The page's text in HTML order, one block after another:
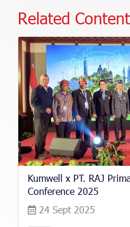
Related Content
Kumwell x PT. RAJ
Conference 2025
24 Sept 2025